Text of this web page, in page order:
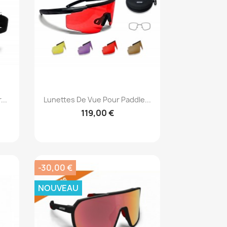
 Aperçu rapide
Lunettes De Vue Pour Paddle...
119,00 €
-30,00 €
NOUVEAU